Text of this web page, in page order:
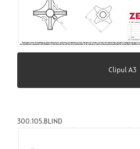
Clipul A3
300.105.BLIND